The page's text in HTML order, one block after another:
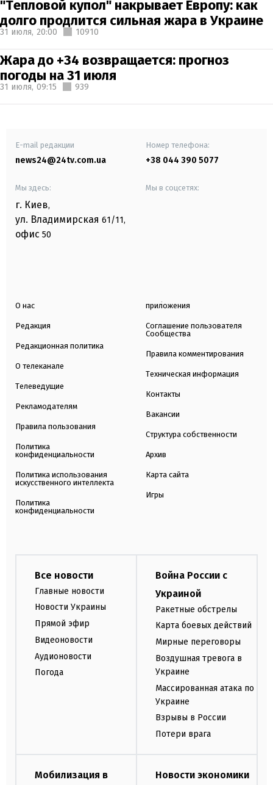
"Тепловой купол" накрывает Европу: как
долго продлится сильная жара в Украине
31 июля, 20:00 10910
Жара до +34 возвращается: прогноз
погоды на 31 июля
31 июля, 09:15 939
E-mail редакции
news24@24tv.com.ua
Номер телефона:
+38 044 390 5077
Мы здесь:
г. Киев,
ул. Владимирская 61/11,
офис 50
Мы в соцсетях:
О нас
Редакция
Редакционная политика
О телеканале
Телеведущие
Рекламодателям
Правила пользования
Политика
конфиденциальности
Политика использования
искусственного интеллекта
Политика
конфиденциальности
приложения
Соглашение пользователя
Сообщества
Правила комментирования
Техническая информация
Контакты
Вакансии
Структура собственности
Архив
Карта сайта
Игры
Все новости
Главные новости
Новости Украины
Прямой эфир
Видеоновости
Аудионовости
Погода
Война России с
Украиной
Ракетные обстрелы
Карта боевых действий
Мирные переговоры
Воздушная тревога в
Украине
Массированная атака по
Украине
Взрывы в России
Потери врага
Мобилизация в
Новости экономики